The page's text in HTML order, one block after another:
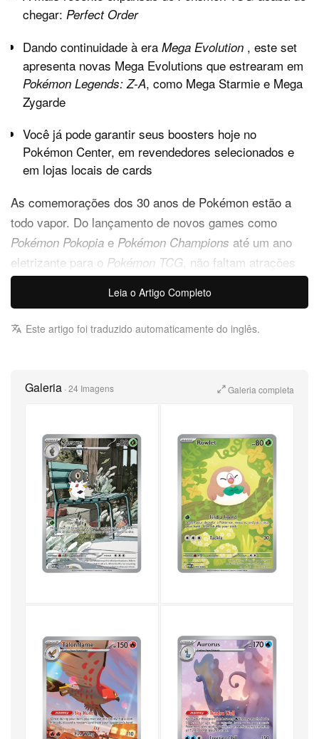
chegar: Perfect Order
Dando continuidade à era Mega Evolution , este set
apresenta novas Mega Evolutions que estrearam em
Pokémon Legends: Z-A, como Mega Starmie e Mega
Zygarde
Você já pode garantir seus boosters hoje no
Pokémon Center, em revendedores selecionados e
em lojas locais de cards
As comemorações dos 30 anos de Pokémon estão a
todo vapor. Do lançamento de novos games como
Pokémon Pokopia e Pokémon Champions até um ano
eletrizante para o Pokémon TCG , não faltam atrações
para os fãs. Focando no segundo, sua mais nova
expansão da era
Mega Evolutionacaba de chegar:
Perfect Order
novas Mega Evolutions que estrearam emPokémon
Esses Pokémon poderosíssimos aparecem em novas
cartas illustration rare, ao lado de outras artes
especiais que colocam Pokémon e treinadores em
evidência.
Pokémon TCG: Perfect Order
acaba de chegar ao
Pokémon Center, a revendedores selecionados e a
lojas locais de cards, com boosters vendidos avulsos e
.
Leia o Artigo Completo
Este artigo foi traduzido automaticamente do inglês.
Galeria · 24 Imagens Galeria completa